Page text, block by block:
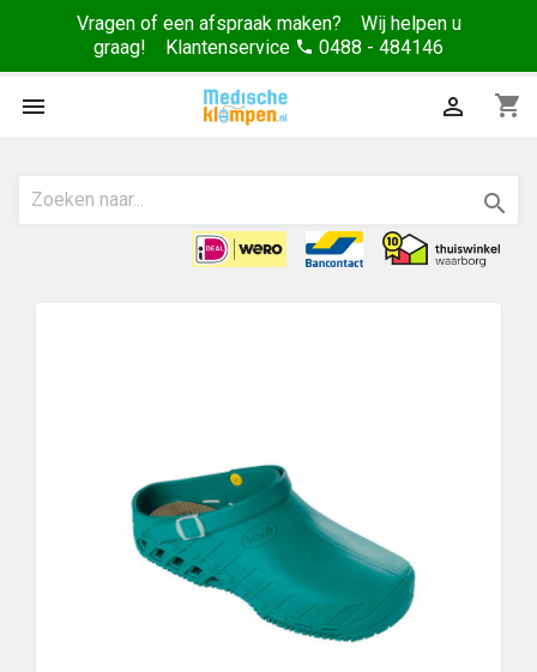
Vragen of een afspraak maken? Wij helpen u
graag! Klantenservice phone 0488 - 484146
 shopping_cart

